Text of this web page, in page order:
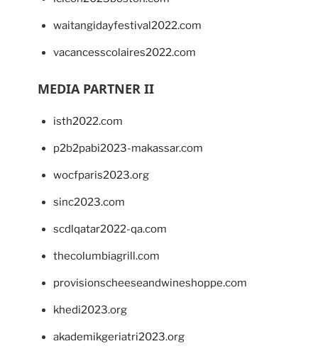
waitangidayfestival2022.com
vacancesscolaires2022.com
MEDIA PARTNER II
isth2022.com
p2b2pabi2023-makassar.com
wocfparis2023.org
sinc2023.com
scdlqatar2022-qa.com
thecolumbiagrill.com
provisionscheeseandwineshoppe.com
khedi2023.org
akademikgeriatri2023.org